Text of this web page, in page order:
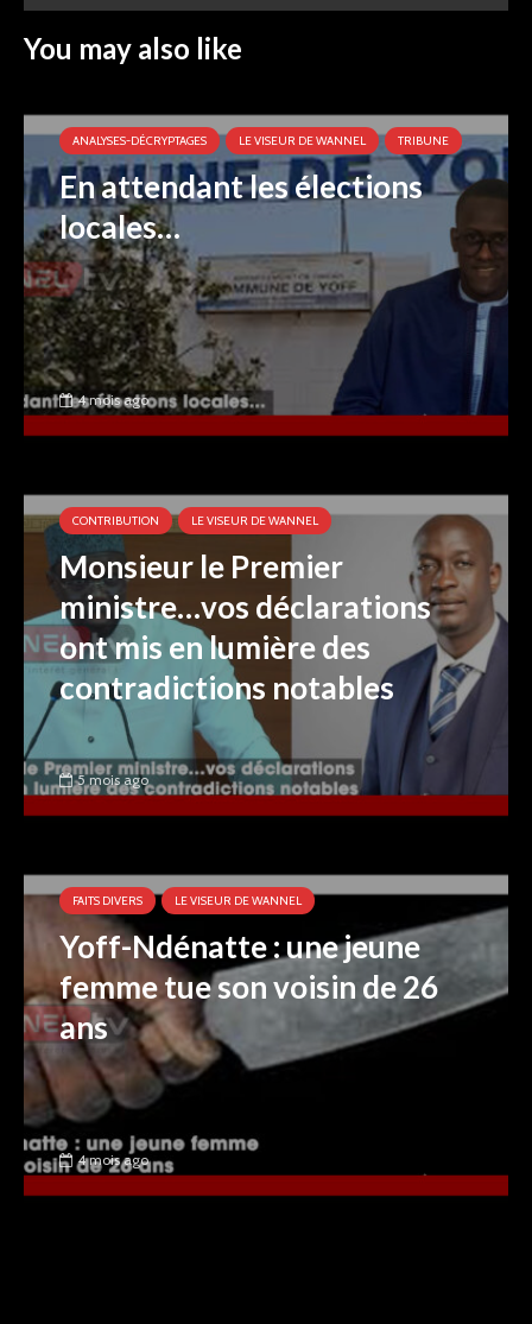
You may also like
ANALYSES-DÉCRYPTAGES LE VISEUR DE WANNEL TRIBUNE
En attendant les élections
locales…
4 mois ago
CONTRIBUTION LE VISEUR DE WANNEL
Monsieur le Premier
ministre…vos déclarations
ont mis en lumière des
contradictions notables
5 mois ago
FAITS DIVERS LE VISEUR DE WANNEL
Yoff-Ndénatte : une jeune
femme tue son voisin de 26
ans
4 mois ago